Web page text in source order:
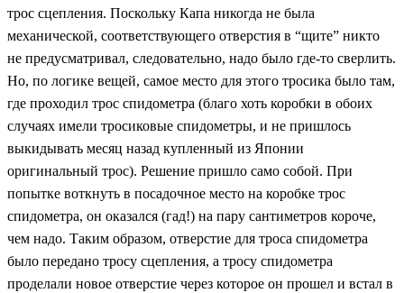
трос сцепления. Поскольку Капа никогда не была
механической, соответствующего отверстия в “щите” никто
не предусматривал, следовательно, надо было где-то сверлить.
Но, по логике вещей, самое место для этого тросика было там,
где проходил трос спидометра (благо хоть коробки в обоих
случаях имели тросиковые спидометры, и не пришлось
выкидывать месяц назад купленный из Японии
оригинальный трос). Решение пришло само собой. При
попытке воткнуть в посадочное место на коробке трос
спидометра, он оказался (гад!) на пару сантиметров короче,
чем надо. Таким образом, отверстие для троса спидометра
было передано тросу сцепления, а тросу спидометра
проделали новое отверстие через которое он прошел и встал в